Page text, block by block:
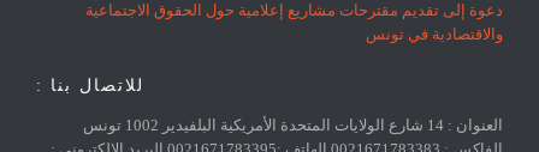
دعوة إلى تقديم مقترحات مشاريع إعلامية حول الحقوق الاجتماعية
والاقتصادية في تونس
للاتصال بنا :
العنوان : 14 شارع الولايات المتحدة الأمريكية البلفيدير 1002 تونس